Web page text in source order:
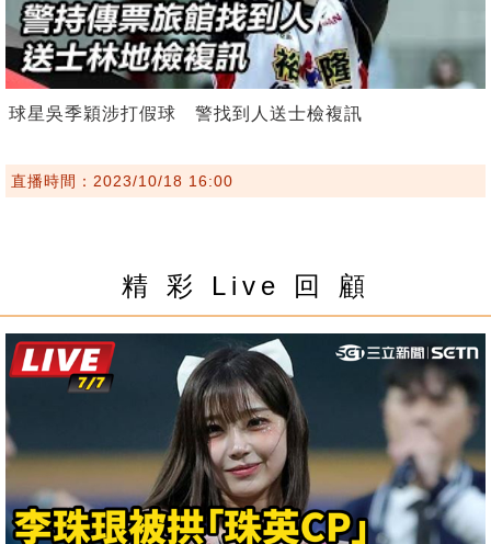
球星吳季穎涉打假球 警找到人送士檢複訊
直播時間：2023/10/18 16:00
精 彩 Live 回 顧